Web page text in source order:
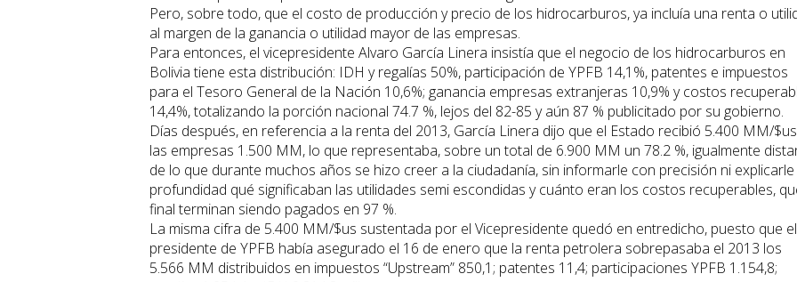
Pero, sobre todo, que el costo de producción y precio de los hidrocarburos, ya incluía una renta o
al margen de la ganancia o utilidad mayor de las empresas.
Para entonces, el vicepresidente Alvaro García Linera insistía que el negocio de los hidrocarburos en
Bolivia tiene esta distribución: IDH y regalías 50%, participación de YPFB 14,1%, patentes e impuestos
para el Tesoro General de la Nación 10,6%; ganancia empresas extranjeras 10,9% y costos
14,4%, totalizando la porción nacional 74.7 %, lejos del 82-85 y aún 87 % publicitado por su gobierno.
Días después, en referencia a la renta del 2013, García Linera dijo que el Estado recibió 5.400 MM/
las empresas 1.500 MM, lo que representaba, sobre un total de 6.900 MM un 78.2 %, igualmente
de lo que durante muchos años se hizo creer a la ciudadanía, sin informarle con precisión ni explicarle
profundidad qué significaban las utilidades semi escondidas y cuánto eran los costos recuperables,
final terminan siendo pagados en 97 %.
La misma cifra de 5.400 MM/$us sustentada por el Vicepresidente quedó en entredicho, puesto que el
presidente de YPFB había asegurado el 16 de enero que la renta petrolera sobrepasaba el 2013 los
5.566 MM distribuidos en impuestos “Upstream” 850,1; patentes 11,4; participaciones YPFB 1.154,8;